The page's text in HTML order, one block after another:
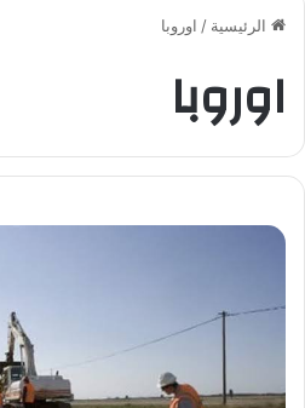
الرئيسية / اوروبا
اوروبا